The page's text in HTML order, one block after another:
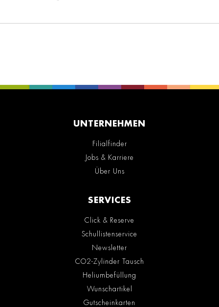
UNTERNEHMEN
Filialfinder
Jobs & Karriere
Über Uns
SERVICES
Click & Reserve
Schullistenservice
Newsletter
CO2-Zylinder Tausch
Heliumbefüllung
Wunschartikel
Gutscheinkarten